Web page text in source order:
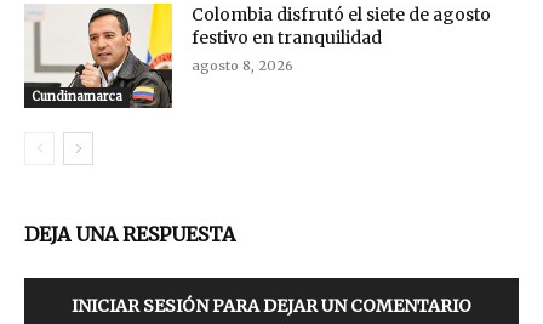
Cundinamarca
Colombia disfrutó el siete de agosto
festivo en tranquilidad
agosto 8, 2026
DEJA UNA RESPUESTA
INICIAR SESIÓN PARA DEJAR UN COMENTARIO